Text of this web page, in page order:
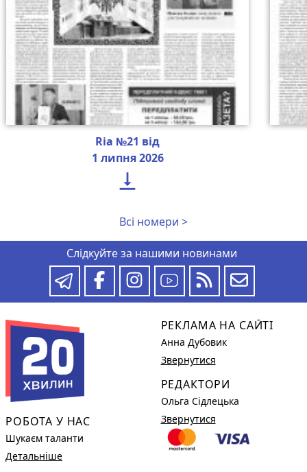
Ria №21 від
1 липня 2026

Всі номери >
Слідкуйте за нашими новинами
РОБОТА У НАС
Шукаєм таланти
Детальніше
РЕКЛАМА НА САЙТІ
Анна Дубовик
Звернутися
РЕДАКТОРИ
Ольга Сідлецька
Звернутися